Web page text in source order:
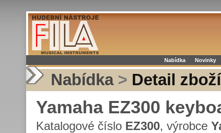
Nabídka Novinky
Nabídka > Detail zboží
Yamaha EZ300
Katalogové číslo EZ300, výrobce